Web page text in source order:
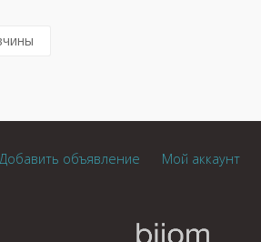
Добавить объявление Мой аккаунт